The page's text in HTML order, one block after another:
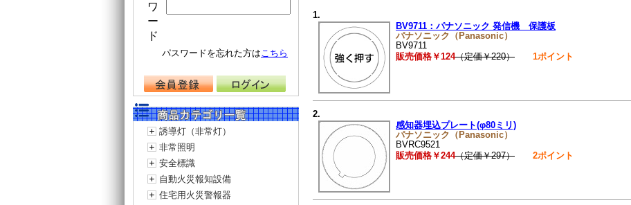
ワ
ー
ド
パスワードを忘れた方はこちら
誘導灯（非常灯）
非常照明
安全標識
自動火災報知設備
住宅用火災警報器
1.
BV9711：パナソニック 発信機 保護板
パナソニック（Panasonic）
BV9711
販売価格￥124（定価￥220） 1ポイント
2.
感知器埋込プレート(φ80ミリ)
パナソニック（Panasonic）
BVRC9521
販売価格￥244（定価￥297） 2ポイント